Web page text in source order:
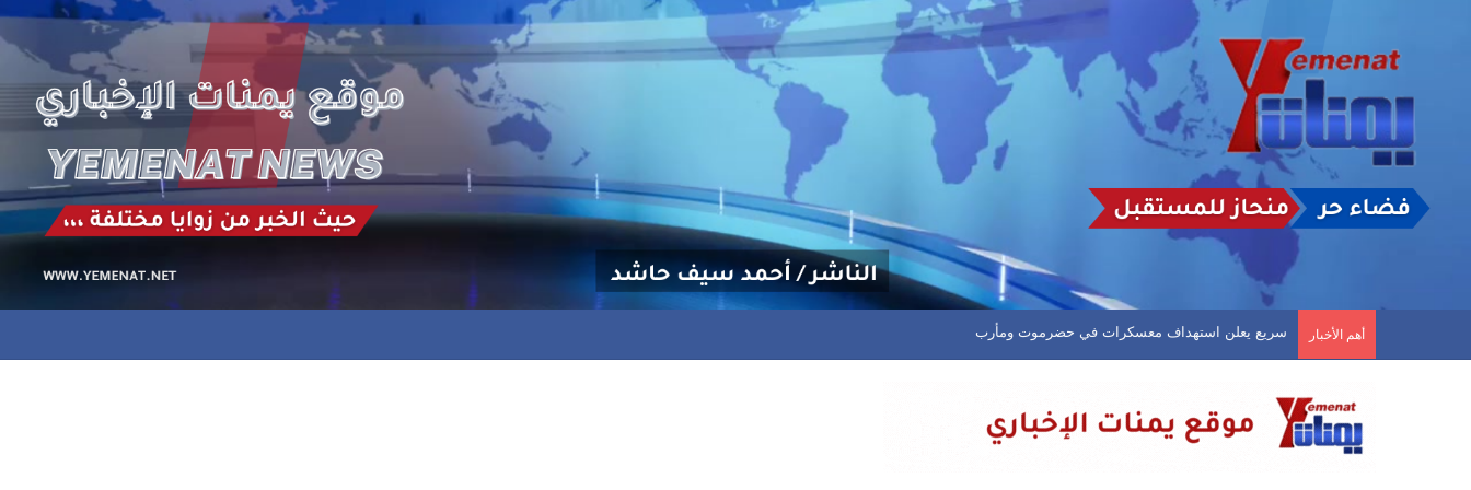
أهم الأخبار عشرات الضحايا في هجمات صاروخية استهدفت معسكرات لقوات الطوارئ